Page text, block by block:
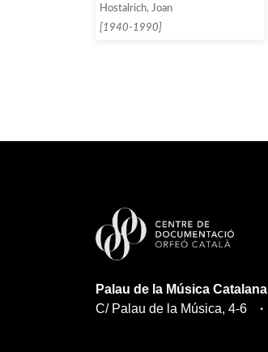
Hostalrich, Joan
[1940-1990]
Palau de la Música Catalana
C/ Palau de la Música, 4-6